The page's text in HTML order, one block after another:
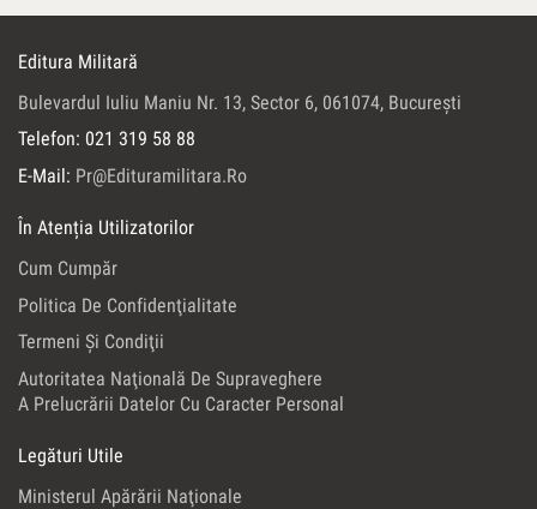
Editura Militară
Bulevardul Iuliu Maniu Nr. 13, Sector 6, 061074, Bucureşti
Telefon: 021 319 58 88
E-Mail: Pr@edituramilitara.ro
În Atenția Utilizatorilor
Cum Cumpăr
Politica De Confidenţialitate
Termeni Şi Condiţii
Autoritatea Naţională De Supraveghere
A Prelucrării Datelor Cu Caracter Personal
Legături Utile
Ministerul Apărării Naţionale